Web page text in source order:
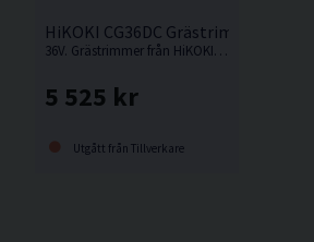
HiKOKI CG36DC Grästrimmer 36V
36V. Grästrimmer från HiKOKI som innehåller slyklinga och trimmerhuvud.
5 525 kr
Utgått från Tillverkare